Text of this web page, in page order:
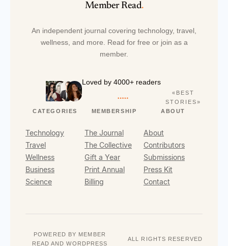
Member Read.
An independent journal covering technology, travel,
wellness, and more. Read for free or join as a
member.
Loved by 4000+ readers
«BEST
STORIES»
CATEGORIES
Technology
Travel
Wellness
Business
Science
MEMBERSHIP
The Journal
The Collective
Gift a Year
Print Annual
Billing
ABOUT
About
Contributors
Submissions
Press Kit
Contact
POWERED BY MEMBER
READ AND WORDPRESS
ALL RIGHTS RESERVED